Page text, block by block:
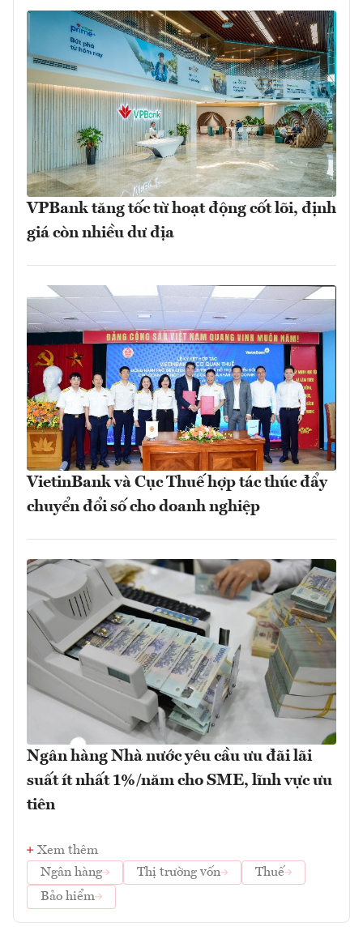
VPBank tăng tốc từ hoạt động cốt lõi, định
giá còn nhiều dư địa
VietinBank và Cục Thuế hợp tác thúc đẩy
chuyển đổi số cho doanh nghiệp
Ngân hàng Nhà nước yêu cầu ưu đãi lãi
suất ít nhất 1%/năm cho SME, lĩnh vực ưu
tiên
Xem thêm
Ngân hàng
Thị trường vốn
Thuế
Bảo hiểm